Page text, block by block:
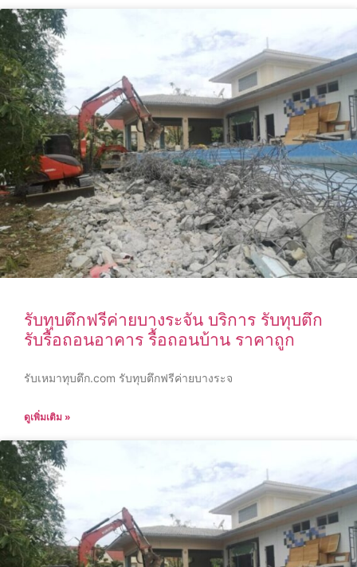
รับทุบตึกฟรีค่ายบางระจัน บริการ รับทุบตึก
รับรื้อถอนอาคาร รื้อถอนบ้าน ราคาถูก
รับเหมาทุบตึก.com รับทุบตึกฟรีค่ายบางระจ
ดูเพิ่มเติม »